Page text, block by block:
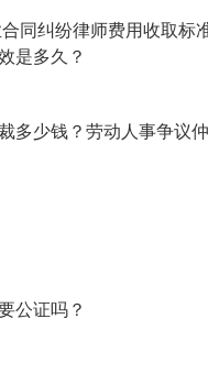
同纠纷律师费用收取标
是多久？
多少钱？劳动人事争议
缴税吗？
公证吗？